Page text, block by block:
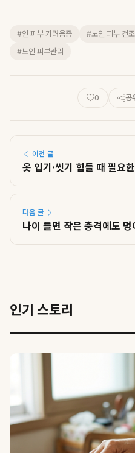
#인 피부 가려움증 #노인 피부 건조
#노인 피부관리
0 공
이전 글
옷 입기·씻기 힘들 때 필요
다음 글
나이 들면 작은 충격에도
인기 스토리